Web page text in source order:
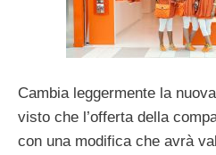
Cambia leggermente la nuova
visto che l’offerta della
con una modifica che avrà